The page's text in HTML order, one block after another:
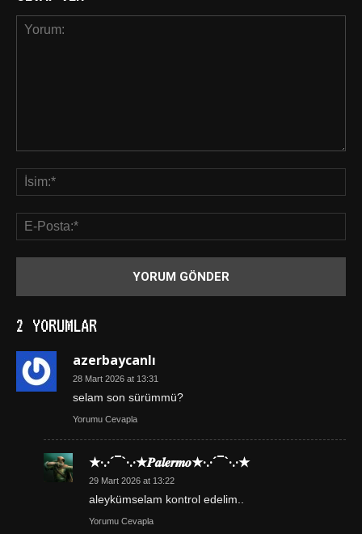
2 YORUMLAR
azerbaycanlı
28 Mart 2026 at 13:31
selam son sürümmü?
Yorumu Cevapla
★·.·´¯`·.·★𝑷𝒂𝒍𝒆𝒓𝒎𝒐★·.·´¯`·.·★
29 Mart 2026 at 13:22
aleykümselam kontrol edelim..
Yorumu Cevapla